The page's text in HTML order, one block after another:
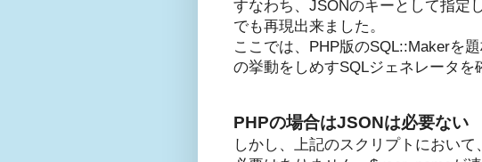
すなわち、JSONのキーとして指定
でも再現出来ました。
ここでは、PHP版のSQL::Makerを
の挙動をしめすSQLジェネレータを
PHPの場合はJSONは必要ない
しかし、上記のスクリプトにおい